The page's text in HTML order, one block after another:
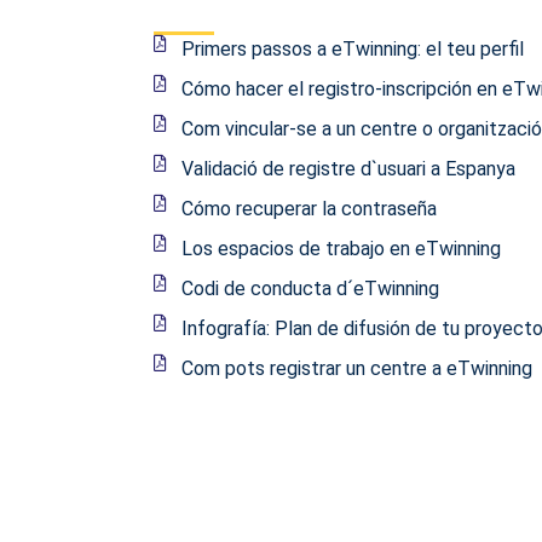
Primers passos a eTwinning: el teu perfil
Cómo hacer el registro-inscripción en
Com vincular-se a un centre o organització
Validació de registre d`usuari a Espanya
Cómo recuperar la contraseña
Los espacios de trabajo en eTwinning
Codi de conducta d´eTwinning
Infografía: Plan de difusión de tu
Com pots registrar un centre a eTwinning